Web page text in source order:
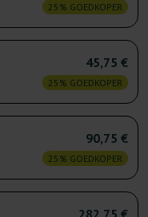
25% GOEDKOPER
45,75 €
25% GOEDKOPER
90,75 €
25% GOEDKOPER